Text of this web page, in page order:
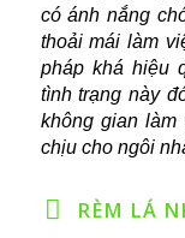
có ánh nắng
thoải mái làm
pháp khá hiệu
tình trạng này
không gian làm
chịu cho ngôi
RÈM LÁ